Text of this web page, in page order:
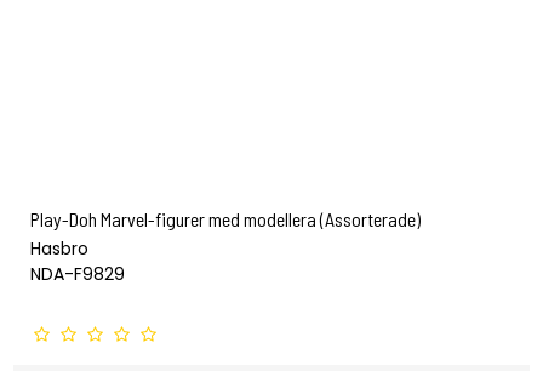
Play-Doh Marvel-figurer med modellera (Assorterade)
Hasbro
NDA-F9829